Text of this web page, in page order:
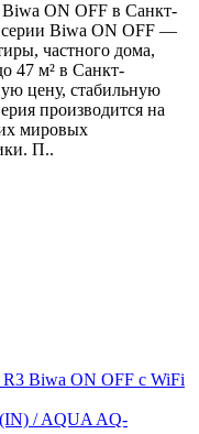
ON OFF в Санкт-
серии Biwa ON OFF —
частного дома,
47 м² в Санкт-
цену, стабильную
производится на
мировых
П..
/ AQUA AQ-